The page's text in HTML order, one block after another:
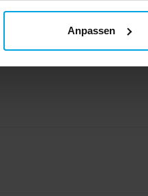
Anpassen